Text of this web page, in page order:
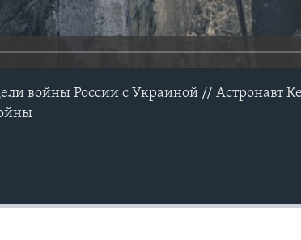
войны России с Украиной // Астронавт